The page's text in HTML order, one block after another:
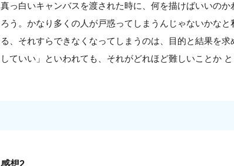
真っ白いキャンバスを渡された時に、何を描けばいいの
ろう。かなり多くの人が戸惑ってしまうんじゃないかな
る、それすらできなくなってしまうのは、目的と結果を
していい」といわれても、それがどれほど難しいことか と
感想2